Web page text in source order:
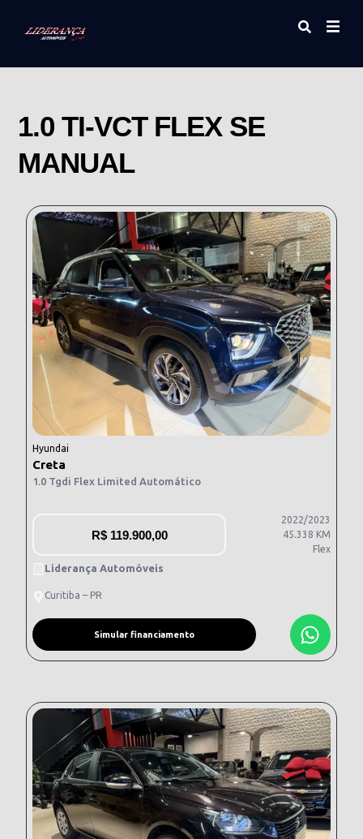
1.0 TI-VCT FLEX SE
MANUAL
Hyundai
Creta
1.0 Tgdi Flex Limited Automático
R$119.900,00
2022/2023
45.338 KM
Flex
Liderança Automóveis
Curitiba – PR
Simular financiamento